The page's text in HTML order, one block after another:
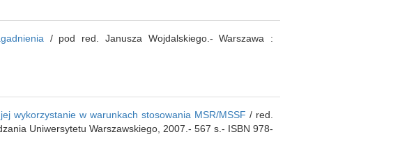
/ pod red. Janusza Wojdalskiego.- Warszawa :
wykorzystanie w warunkach stosowania MSR/MSSF / red.
Uniwersytetu Warszawskiego, 2007.- 567 s.- ISBN 978-